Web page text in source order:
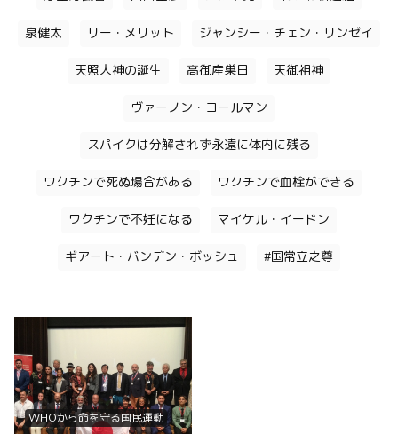
泉健太 リー・メリット ジャンシー・チェン・リンゼイ
天照大神の誕生 高御産巣日 天御祖神
ヴァーノン・コールマン
スパイクは分解されず永遠に体内に残る
ワクチンで死ぬ場合がある ワクチンで血栓ができる
ワクチンで不妊になる マイケル・イードン
ギアート・バンデン・ボッシュ #国常立之尊
WHOから命を守る国民運動